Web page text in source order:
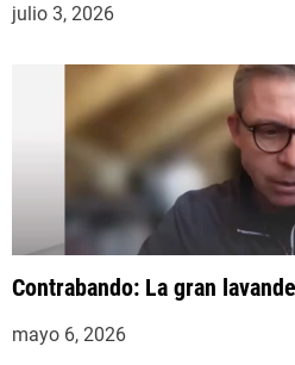
julio 3, 2026
Contrabando: La gran
mayo 6, 2026